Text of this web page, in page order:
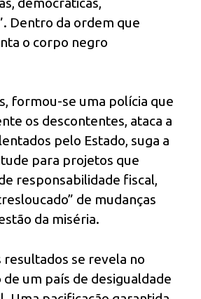
Dentro da ordem que
o corpo negro
formou-se uma polícia que
os descontentes, ataca a
pelo Estado, suga a
para projetos que
responsabilidade fiscal,
de mudanças
da miséria.
resultados se revela no
um país de desigualdade